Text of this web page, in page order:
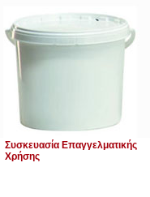
Συσκευασία Επαγγελματικής
Χρήσης